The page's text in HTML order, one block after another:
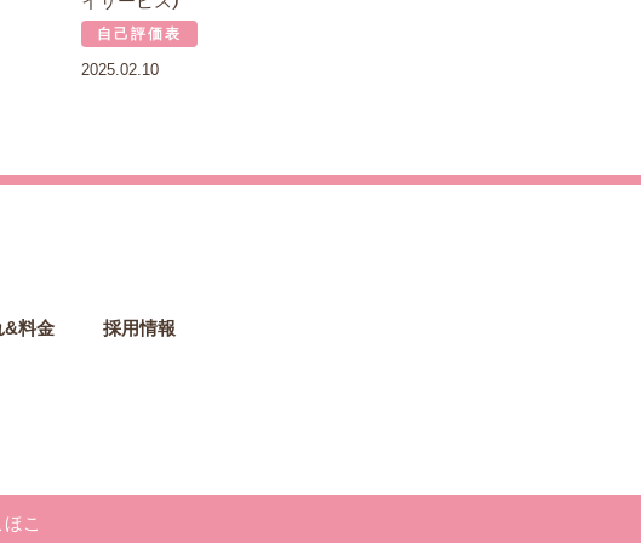
自己評価表
2025.02.10
&料金 採用情報
こ